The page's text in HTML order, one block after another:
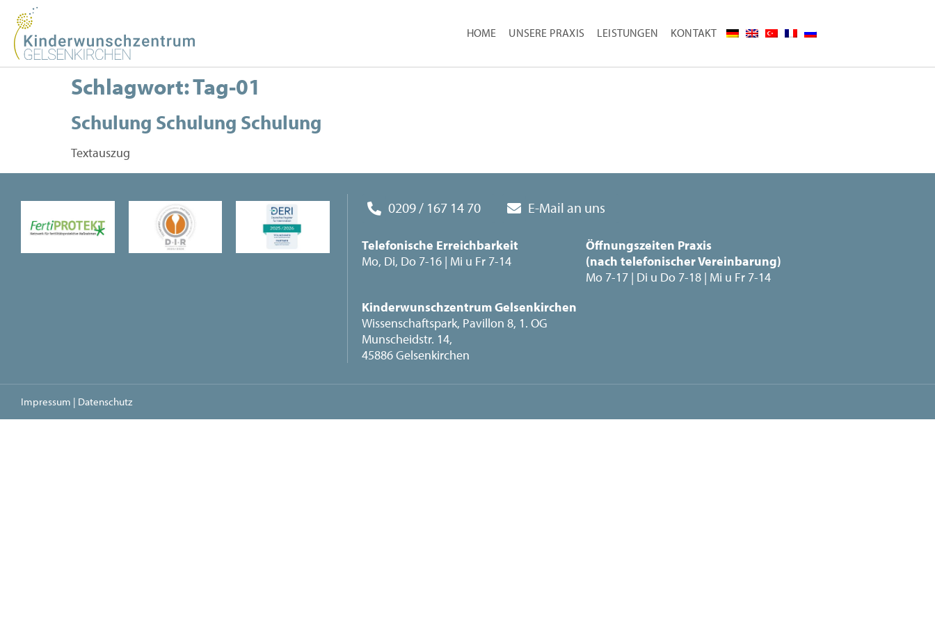
HOME UNSERE PRAXIS LEISTUNGEN KONTAKT
Schlagwort:Tag-01
Schulung Schulung Schulung
Textauszug
0209 / 167 14 70 E-Mail an uns
Telefonische Erreichbarkeit
Mo, Di, Do 7-16 | Mi u Fr 7-14
Öffnungszeiten Praxis
(nach telefonischer Vereinbarung)
Mo 7-17 | Di u Do 7-18 | Mi u Fr 7-14
Kinderwunschzentrum Gelsenkirchen
Wissenschaftspark, Pavillon 8, 1. OG
Munscheidstr. 14,
45886 Gelsenkirchen
Impressum | Datenschutz